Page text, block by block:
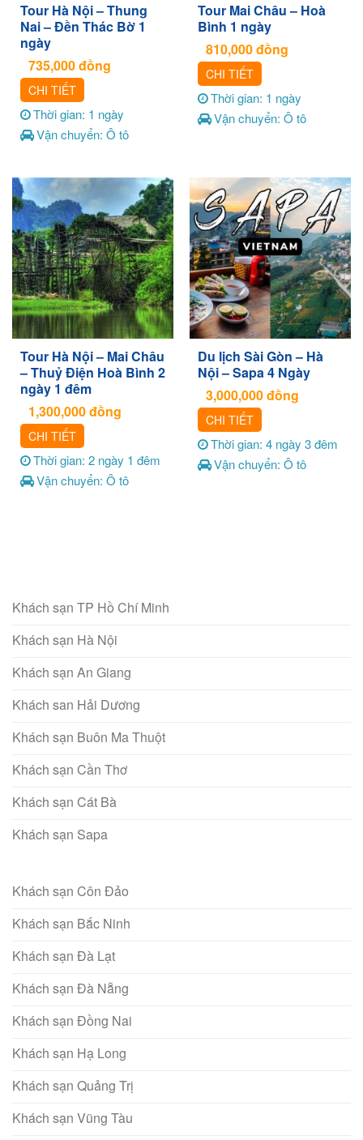
Tour Hà Nội – Thung
Nai – Đền Thác Bờ 1
ngày
735,000đồng
CHI TIẾT
Thời gian: 1 ngày
Vận chuyển: Ô tô
Tour Mai Châu – Hoà
Bình 1 ngày
810,000đồng
CHI TIẾT
Thời gian: 1 ngày
Vận chuyển: Ô tô
Tour Hà Nội – Mai Châu
– Thuỷ Điện Hoà Bình 2
ngày 1 đêm
1,300,000đồng
CHI TIẾT
Thời gian: 2 ngày 1 đêm
Vận chuyển: Ô tô
Du lịch Sài Gòn – Hà
Nội – Sapa 4 Ngày
3,000,000đồng
CHI TIẾT
Thời gian: 4 ngày 3 đêm
Vận chuyển: Ô tô
Khách sạn TP Hồ Chí Minh
Khách sạn Hà Nội
Khách sạn An Giang
Khách san Hải Dương
Khách sạn Buôn Ma Thuột
Khách sạn Cần Thơ
Khách sạn Cát Bà
Khách sạn Sapa
Khách sạn Côn Đảo
Khách sạn Bắc Ninh
Khách sạn Đà Lạt
Khách sạn Đà Nẵng
Khách sạn Đồng Nai
Khách sạn Hạ Long
Khách sạn Quảng Trị
Khách sạn Vũng Tàu